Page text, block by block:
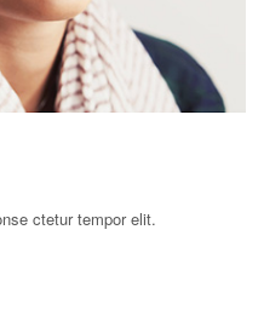
ctetur tempor elit.